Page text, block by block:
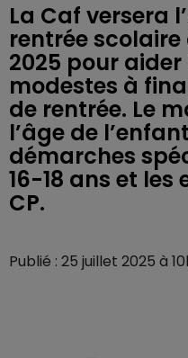
La Caf versera
rentrée
2025 pour
modestes à
de rentrée. Le
l’âge de
démarches
16-18 ans et
CP.
Publié : 25 juillet 2025 à